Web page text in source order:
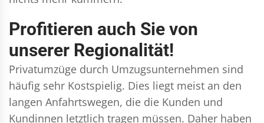
Profitieren auch Sie von
unserer Regionalität!
Privatumzüge durch Umzugsunternehmen sind
häufig sehr Kostspielig. Dies liegt meist an den
langen Anfahrtswegen, die die Kunden und
Kundinnen letztlich tragen müssen. Daher haben